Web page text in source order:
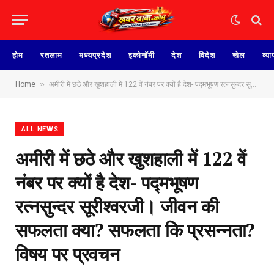
होम रतलाम मध्यप्रदेश इकोनॉमी देश विदेश खेल
Home » अमीरी में छठे और खुशहाली में 122 वें नंबर पर क्यों है देश- पद्मभूषण रत्नसुन्दर सूरीश्वरजी। जीवन की सफलता क्या? सफलता कि प्रसन्नता? विषय पर प्रवचन
ALL NEWS
अमीरी में छठे और खुशहाली में 122 वें
नंबर पर क्यों है देश- पद्मभूषण
रत्नसुन्दर सूरीश्वरजी। जीवन की
सफलता क्या? सफलता कि प्रसन्नता?
विषय पर प्रवचन